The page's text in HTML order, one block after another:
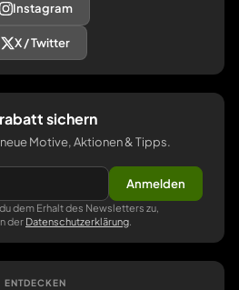
Instagram
X / Twitter
sichern
Motive, Aktionen & Tipps.
Anmelden
dem Erhalt des Newsletters zu,
der Datenschutzerklärung
ENTDECKEN